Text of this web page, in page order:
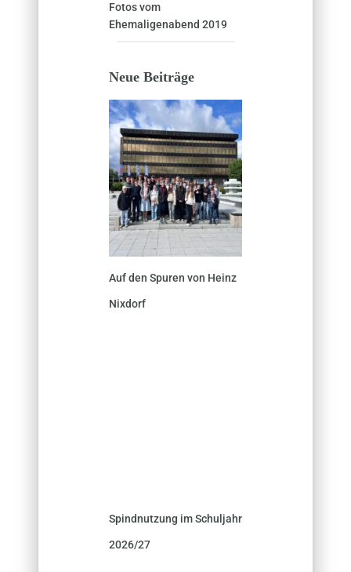
Fotos vom
Ehemaligenabend 2019
Neue Beiträge
Auf den Spuren von Heinz
Nixdorf
Spindnutzung im Schuljahr
2026/27